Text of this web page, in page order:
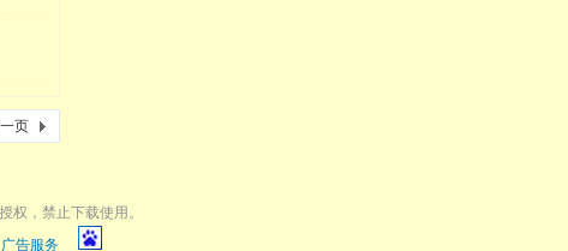
页
权，禁止下载使用。
广告服务